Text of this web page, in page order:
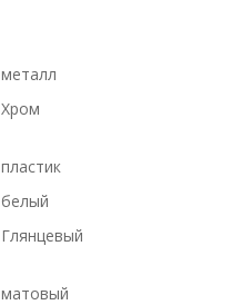
металл
Хром
пластик
белый
Глянцевый
матовый